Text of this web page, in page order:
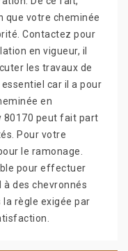
que votre cheminée
Contactez pour
en vigueur, il
les travaux de
car il a pour
en
80170 peut fait part
Pour votre
le ramonage.
pour effectuer
à des chevronnés
règle exigée par